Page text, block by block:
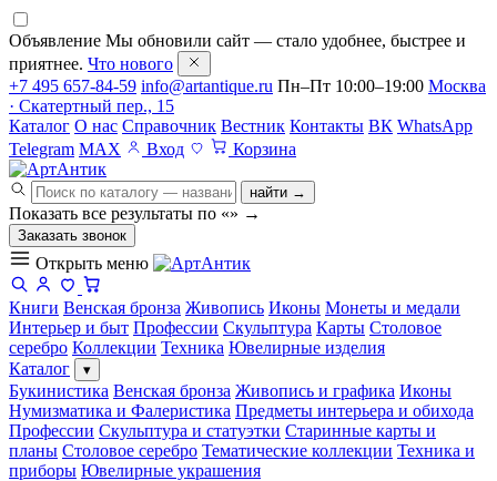
Объявление Мы обновили сайт — стало удобнее, быстрее и
приятнее. Что нового
+7 495 657-84-59 info@artantique.ru Пн–Пт 10:00–19:00 Москва
· Скатертный пер., 15
Каталог О нас Справочник Вестник Контакты ВК WhatsApp
Telegram MAX Вход Корзина
найти →
Показать все результаты по «» →
Заказать звонок
Открыть меню
Книги Венская бронза Живопись Иконы Монеты и медали
Интерьер и быт Профессии Скульптура Карты Столовое
серебро Коллекции Техника Ювелирные изделия
Каталог
▾
Букинистика Венская бронза Живопись и графика Иконы
Нумизматика и Фалеристика Предметы интерьера и обихода
Профессии Скульптура и статуэтки Старинные карты и
планы Столовое серебро Тематические коллекции Техника и
приборы Ювелирные украшения